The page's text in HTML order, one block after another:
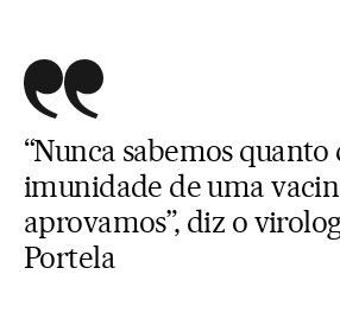
“Nunca sabemos quanto
imunidade de uma
aprovamos”, diz o
Portela